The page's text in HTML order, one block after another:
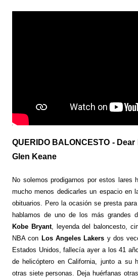
QUERIDO BALONCESTO -
Glen Keane
No solemos prodigarnos por estos lares
mucho menos dedicarles un espacio en
obituarios. Pero la ocasión se presta
hablamos de uno de los más grandes
Kobe Bryant, leyenda del baloncesto,
NBA con Los Angeles Lakers y dos
Estados Unidos, fallecía ayer a los 41
de helicóptero en California, junto a su
otras siete personas. Deja huérfanas